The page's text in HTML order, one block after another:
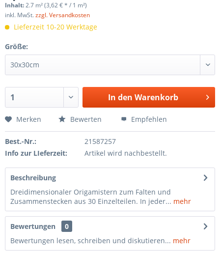
Inhalt:2.7 m² (3,62 € * / 1 m²)
inkl. MwSt.zzgl. Versandkosten
Lieferzeit 10-20 Werktage
Größe:
In den Warenkorb
Merken Bewerten Empfehlen
Best.-Nr.:
21587257
Info zur LIeferzeit:
Artikel wird nachbestellt.
Beschreibung
Dreidimensionaler Origamistern zum Falten und
Zusammenstecken aus 30 Einzelteilen. In jeder... mehr
Bewertungen
0
Bewertungen lesen, schreiben und diskutieren... mehr